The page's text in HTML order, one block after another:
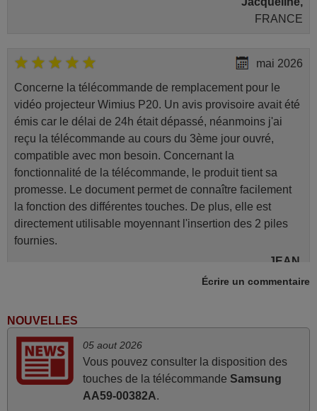
FRANCE
mai 2026
Concerne la télécommande de remplacement pour le
vidéo projecteur Wimius P20. Un avis provisoire avait été
émis car le délai de 24h était dépassé, néanmoins j'ai
reçu la télécommande au cours du 3ème jour ouvré,
compatible avec mon besoin. Concernant la
fonctionnalité de la télécommande, le produit tient sa
promesse. Le document permet de connaître facilement
la fonction des différentes touches. De plus, elle est
directement utilisable moyennant l'insertion des 2 piles
fournies.
JEAN,
FRANCE
Parfait.. je recommande..!
Joel,
FRANCE
Écrire un commentaire
NOUVELLES
05 aout 2026
Vous pouvez consulter la disposition des
touches de la télécommande Samsung
AA59-00382A.